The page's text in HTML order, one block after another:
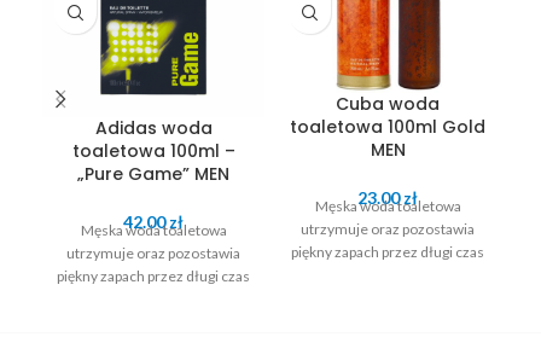
Adidas woda
toaletowa 100ml –
„Pure Game” MEN
42.00zł
Męska woda toaletowa
utrzymuje oraz pozostawia
piękny zapach przez długi czas
Cuba woda
toaletowa 100ml Gold
MEN
23.00zł
Męska woda toaletowa
utrzymuje oraz pozostawia
piękny zapach przez długi czas